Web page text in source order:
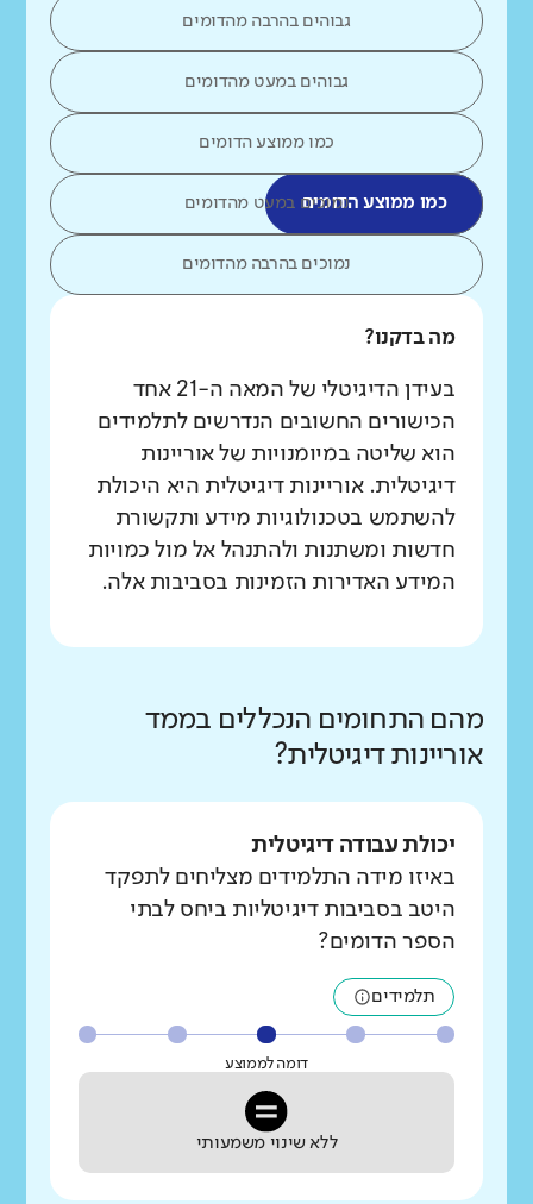
גבוהים בהרבה מהדומים
גבוהים במעט מהדומים
כמו ממוצע הדומים
כמו ממוצע הדומיםנמוכים במעט מהדומים
נמוכים בהרבה מהדומים
מה בדקנו?
בעידן הדיגיטלי של המאה ה-21 אחד
הכישורים החשובים הנדרשים לתלמידים
הוא שליטה במיומנויות של אוריינות
דיגיטלית. אוריינות דיגיטלית היא היכולת
להשתמש בטכנולוגיות מידע ותקשורת
חדשות ומשתנות ולהתנהל אל מול כמויות
המידע האדירות הזמינות בסביבות אלה.
מהם התחומים הנכללים בממד
אוריינות דיגיטלית?
יכולת עבודה דיגיטלית
באיזו מידה התלמידים מצליחים לתפקד
היטב בסביבות דיגיטליות ביחס לבתי
הספר הדומים?
תלמידים
דומה לממוצע
ללא שינוי משמעותי